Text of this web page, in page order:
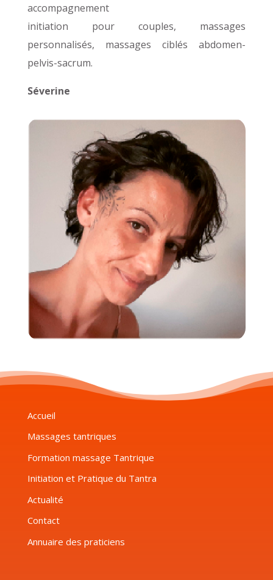
accompagnement
initiation pour couples, massages
personnalisés, massages ciblés abdomen-
pelvis-sacrum.
Séverine
Accueil
Massages tantriques
Formation massage Tantrique
Initiation et Pratique du Tantra
Actualité
Contact
Annuaire des praticiens